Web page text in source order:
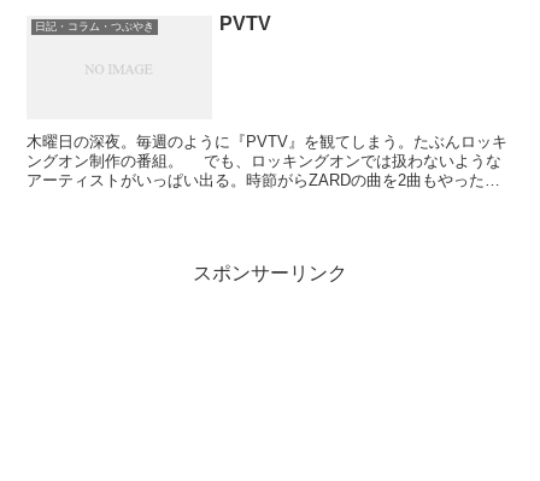
日記・コラム・つぶやき PVTV
木曜日の深夜。毎週のように『PVTV』を観てしまう。たぶんロッキ
ングオン制作の番組。 でも、ロッキングオンでは扱わないような
アーティストがいっぱい出る。時節がらZARDの曲を2曲もやった
スポンサーリンク